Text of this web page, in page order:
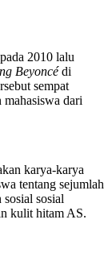
2010 lalu
Beyoncédi
sempat
dari
karya-karya
tentang sejumlah
sosial sosial
kulit hitam AS.